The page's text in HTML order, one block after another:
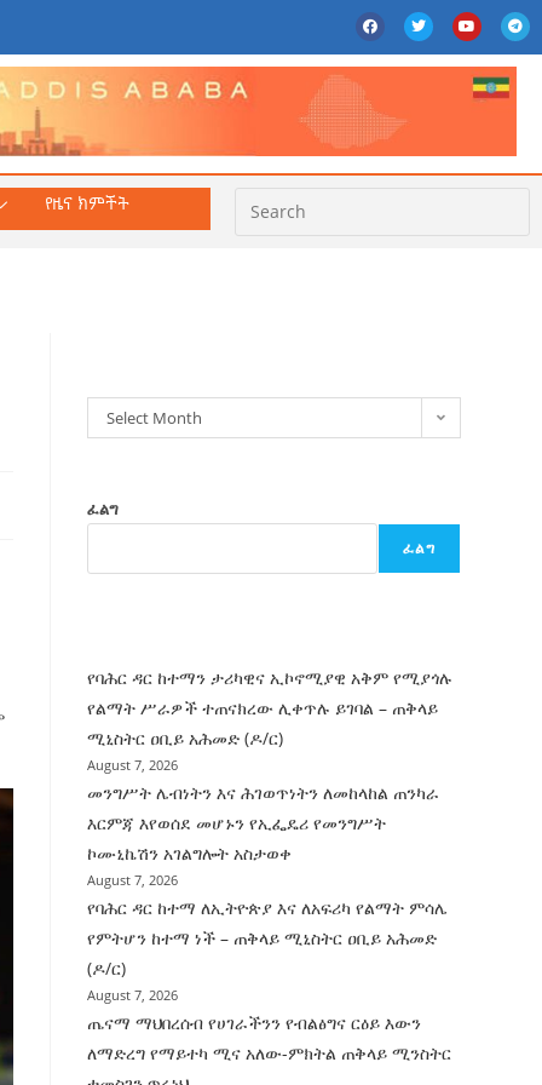
የዜና ክምችት
Select Month
ፈልግ
ፈልግ
የባሕር ዳር ከተማን ታሪካዊና ኢኮኖሚያዊ አቅም የሚያጎሉ
የልማት ሥራዎች ተጠናክረው ሊቀጥሉ ይገባል – ጠቅላይ
ሚኒስትር ዐቢይ አሕመድ (ዶ/ር)
August 7, 2026
መንግሥት ሌብነትን እና ሕገወጥነትን ለመከላከል ጠንካራ
እርምጃ እየወሰደ መሆኑን የኢፌዴሪ የመንግሥት
ኮሙኒኬሽን አገልግሎት አስታወቀ
August 7, 2026
የባሕር ዳር ከተማ ለኢትዮጵያ እና ለአፍሪካ የልማት ምሳሌ
የምትሆን ከተማ ነች – ጠቅላይ ሚኒስትር ዐቢይ አሕመድ
(ዶ/ር)
August 7, 2026
ጤናማ ማህበረሰብ የሀገራችንን የብልፅግና ርዕይ እውን
ለማድረግ የማይተካ ሚና አለው-ምክትል ጠቅላይ ሚንስትር